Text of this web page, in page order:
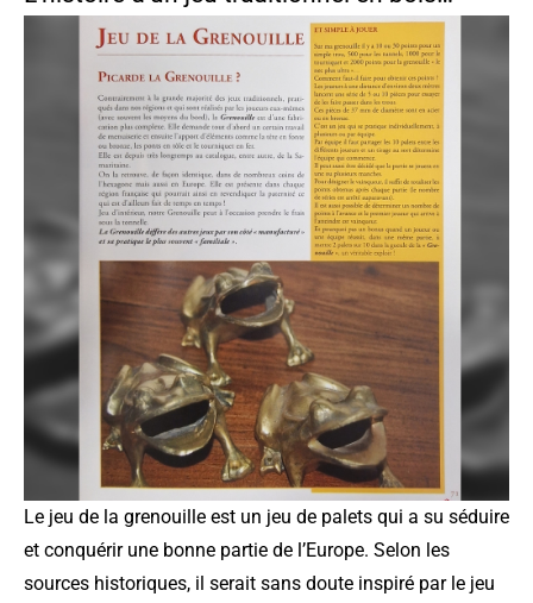
Le jeu de la grenouille est un jeu de palets qui a su séduire
et conquérir une bonne partie de l’Europe. Selon les
sources historiques, il serait sans doute inspiré par le jeu